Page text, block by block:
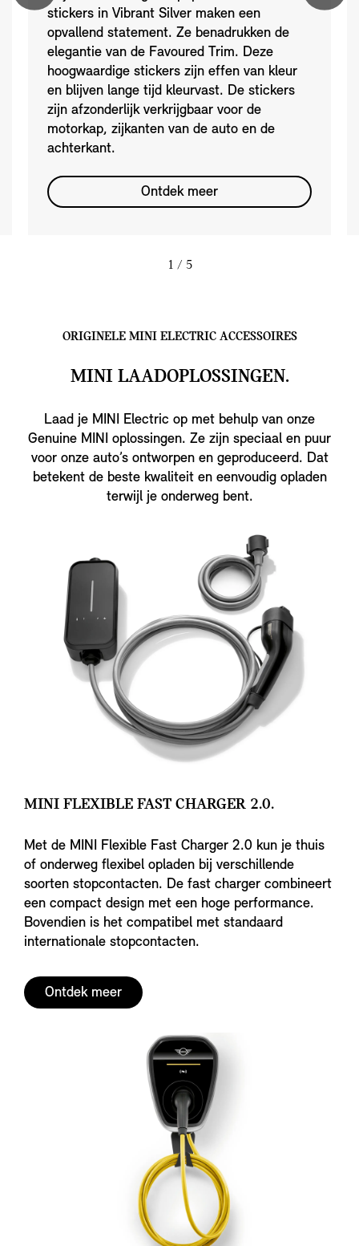
stickers in Vibrant Silver maken een
opvallend statement. Ze benadrukken de
elegantie van de Favoured Trim. Deze
hoogwaardige stickers zijn effen van kleur
en blijven lange tijd kleurvast. De stickers
zijn afzonderlijk verkrijgbaar voor de
motorkap, zijkanten van de auto en de
achterkant.
Ontdek meer
1 / 5
ORIGINELE MINI ELECTRIC ACCESSOIRES
MINI LAADOPLOSSINGEN.
Laad je MINI Electric op met behulp van onze
Genuine MINI oplossingen. Ze zijn speciaal en puur
voor onze auto’s ontworpen en geproduceerd. Dat
betekent de beste kwaliteit en eenvoudig opladen
terwijl je onderweg bent.
MINI FLEXIBLE FAST CHARGER 2.0.
Met de MINI Flexible Fast Charger 2.0 kun je thuis
of onderweg flexibel opladen bij verschillende
soorten stopcontacten. De fast charger combineert
een compact design met een hoge performance.
Bovendien is het compatibel met standaard
internationale stopcontacten.
Ontdek meer